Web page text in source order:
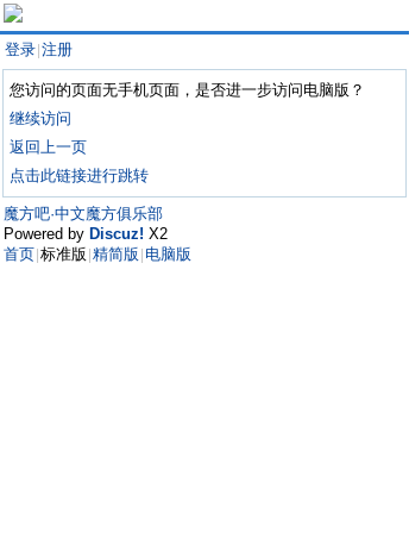
登录 注册
您访问的页面无手机页面，是否进一步访问电脑版？
继续访问
返回上一页
点击此链接进行跳转
魔方吧·中文魔方俱乐部
Powered by Discuz! X2
首页 标准版 精简版 电脑版